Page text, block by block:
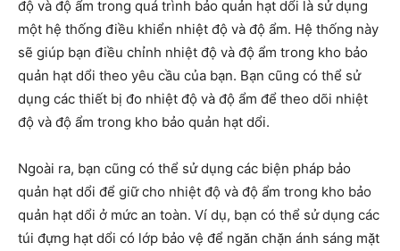
độ và độ ẩm trong quá trình bảo quản hạt dổi là sử dụng
một hệ thống điều khiển nhiệt độ và độ ẩm. Hệ thống này
sẽ giúp bạn điều chỉnh nhiệt độ và độ ẩm trong kho bảo
quản hạt dổi theo yêu cầu của bạn. Bạn cũng có thể sử
dụng các thiết bị đo nhiệt độ và độ ẩm để theo dõi nhiệt
độ và độ ẩm trong kho bảo quản hạt dổi.
Ngoài ra, bạn cũng có thể sử dụng các biện pháp bảo
quản hạt dổi để giữ cho nhiệt độ và độ ẩm trong kho bảo
quản hạt dổi ở mức an toàn. Ví dụ, bạn có thể sử dụng các
túi đựng hạt dổi có lớp bảo vệ để ngăn chặn ánh sáng mặt